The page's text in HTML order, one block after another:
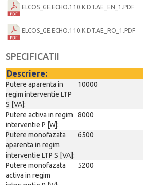
ELCOS_GE.ECHO.110.K.DT.AE_EN_1.PDF
ELCOS_GE.ECHO.110.K.DT.AE_RO_1.PDF
SPECIFICATII
Descriere:
Putere aparenta in
regim interventie LTP
S [VA]:
10000
Putere activa in regim
interventie P [W]:
8000
Putere monofazata
aparenta in regim
interventie LTP S [VA]:
6500
Putere monofazata
activa in regim
5200